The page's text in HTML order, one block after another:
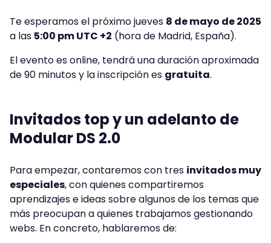
Te esperamos el próximo jueves 8 de mayo de 2025
a las 5:00 pm UTC +2 (hora de Madrid, España).
El evento es online, tendrá una duración aproximada
de 90 minutos y la inscripción es gratuita.
Invitados top y un adelanto de
Modular DS 2.0
Para empezar, contaremos con tres invitados muy
especiales,con quienes compartiremos
aprendizajes e ideas sobre algunos de los temas que
más preocupan a quienes trabajamos gestionando
webs. En concreto, hablaremos de: